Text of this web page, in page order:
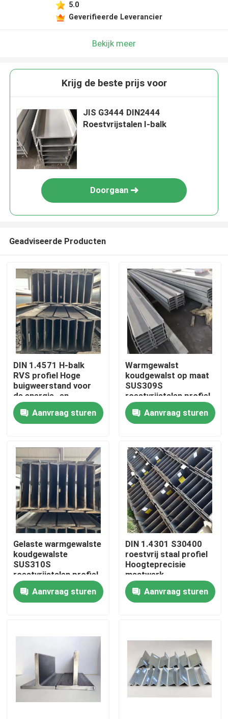
Huis
Producten
Videos
Ongeveer ons
Fabrieksreis
Kwaliteitscontrole
Gevallen
5.0
Geverifieerde Leverancier
Bekijk meer
Krijg de beste prijs voor
JIS G3444 DIN2444
Roestvrijstalen I-balk
Doorgaan
Geadviseerde Producten
DIN 1.4571 H-balk
RVS profiel Hoge
buigweerstand voor
de energie- en
milieubeschermingsindustrie
Aanvraag sturen
Warmgewalst
koudgewalst op maat
SUS309S
roestvrijstalen profiel
I H-vormige balk voor
dragende
componenten
Aanvraag sturen
Gelaste warmgewalste
koudgewalste
SUS310S
roestvrijstalen profiel
H-balk staal voor
bruggen en
magazijnen
Aanvraag sturen
DIN 1.4301 S30400
roestvrij staal profiel
Hoogteprecisie
maatwerk
Aanvraag sturen